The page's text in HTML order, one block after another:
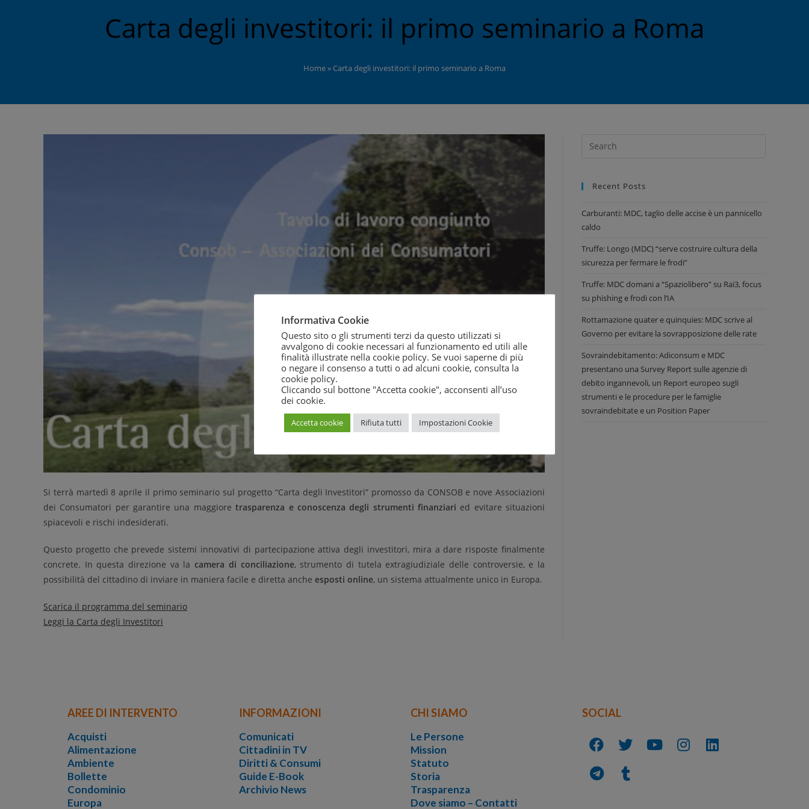
Carta degli investitori: il primo seminario a Roma
Home» Carta degli investitori: il primo seminario a Roma
Si terrà martedì 8 aprile il primo seminario sul progetto “Carta degli Investitori” promosso da CONSOB e nove Associazioni
dei Consumatori per garantire una maggioretrasparenza e conoscenza degli strumenti finanziari ed evitare situazioni
spiacevoli e rischi indesiderati.
Questo progetto che prevede sistemi innovativi di partecipazione attiva degli investitori, mira a dare risposte finalmente
concrete. In questa direzione va la camera di conciliazione, strumento di tutela extragiudiziale delle controversie, e la
possibilità del cittadino di inviare in maniera facile e diretta anche esposti online, un sistema attualmente unico in Europa.
Scarica il programma del seminario
Leggi la Carta degli Investitori
Recent Posts
Carburanti: MDC, taglio delle accise è un pannicello
caldo
Truffe: Longo (MDC) “serve costruire cultura della
sicurezza per fermare le frodi”
Truffe: MDC domani a “Spaziolibero” su Rai3, focus
su phishing e frodi con l’IA
Rottamazione quater e quinquies: MDC scrive al
Governo per evitare la sovrapposizione delle rate
Sovraindebitamento: Adiconsum e MDC
presentano una Survey Report sulle agenzie di
debito ingannevoli, un Report europeo sugli
strumenti e le procedure per le famiglie
sovraindebitate e un Position Paper
AREE DI INTERVENTO
Acquisti
Alimentazione
Ambiente
Bollette
Condominio
Europa
INFORMAZIONI
Comunicati
Cittadini in TV
Diritti & Consumi
Guide E-Book
Archivio News
CHI SIAMO
Le Persone
Mission
Statuto
Storia
Trasparenza
Dove siamo – Contatti
SOCIAL
Informativa Cookie
Questo sito o gli strumenti terzi da questo utilizzati si
avvalgono di cookie necessari al funzionamento ed utili alle
finalità illustrate nella cookie policy. Se vuoi saperne di più
o negare il consenso a tutti o ad alcuni cookie, consulta la
cookie policy.
Cliccando sul bottone "Accetta cookie", acconsenti all’uso
dei cookie.
Accetta cookie Rifiuta tutti Impostazioni Cookie